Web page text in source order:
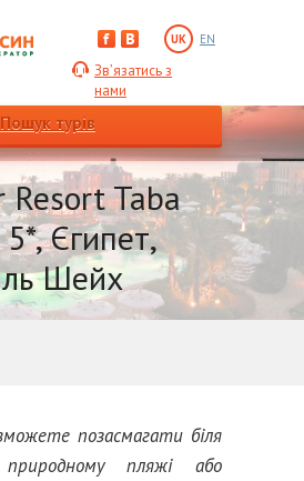
Зв’язатись з
нами
UK EN
Пошук турів
Resort Taba
Єгипет,
Шейх
позасмагати біля
пляжі або